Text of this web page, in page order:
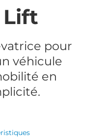
Lift
pour
véhicule
en